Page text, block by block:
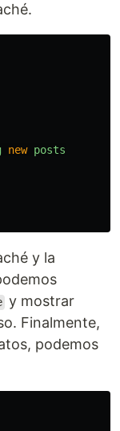
new posts
y la
y mostrar
Finalmente,
podemos